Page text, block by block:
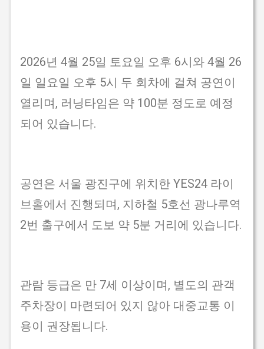
2026년 4월 25일 토요일 오후 6시와 4월 26
일 일요일 오후 5시 두 회차에 걸쳐 공연이
열리며, 러닝타임은 약 100분 정도로 예정
되어 있습니다.
공연은 서울 광진구에 위치한 YES24 라이
브홀에서 진행되며, 지하철 5호선 광나루역
2번 출구에서 도보 약 5분 거리에 있습니다.
관람 등급은 만 7세 이상이며, 별도의 관객
주차장이 마련되어 있지 않아 대중교통 이
용이 권장됩니다.